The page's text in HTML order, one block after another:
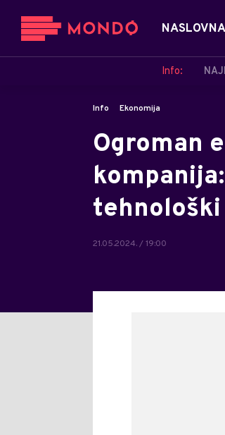
NASLOVNA
Info:
Info Ekonomija
Ogroman
21.05.2024. / 19:00